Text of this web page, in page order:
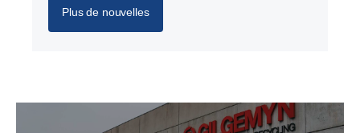
Plus de nouvelles